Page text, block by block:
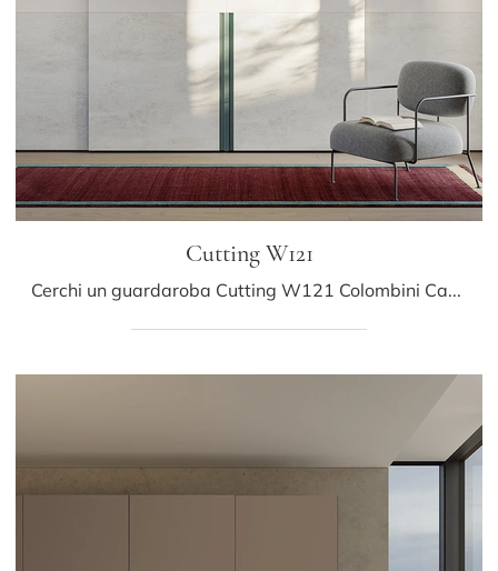
Cutting W121
Cerchi un guardaroba Cutting W121 Colombini Casa? Clicca subito! Gli armadi a muro con ante scorrevoli ti attendono.